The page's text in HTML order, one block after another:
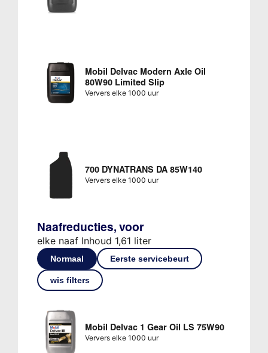
Mobil Delvac Modern Axle Oil
80W90 Limited Slip
Ververs elke 1000 uur
700 DYNATRANS DA 85W140
Ververs elke 1000 uur
Naafreducties, voor
elke naaf Inhoud 1,61 liter
Normaal Eerste servicebeurt
wis filters
Mobil Delvac 1 Gear Oil LS 75W90
Ververs elke 1000 uur